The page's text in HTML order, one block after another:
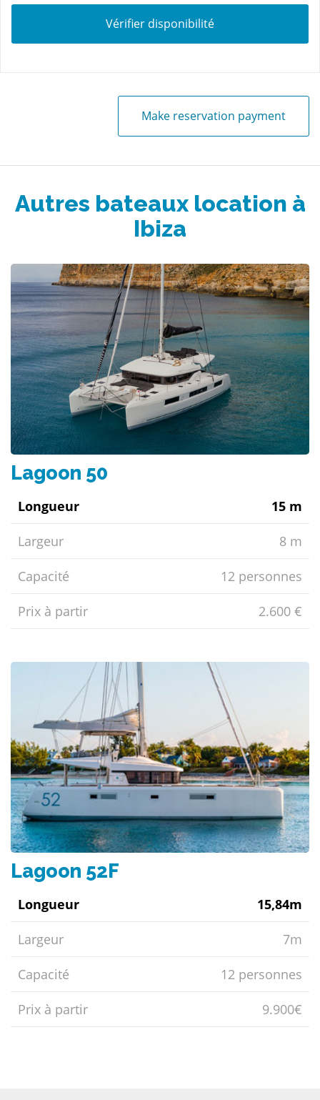
Vérifier disponibilité
Make reservation payment
Autres bateaux location à
Ibiza
Lagoon 50
Longueur 15 m
Largeur 8 m
Capacité 12 personnes
Prix ​​à partir 2.600 €
Lagoon 52F
Longueur 15,84m
Largeur 7m
Capacité 12 personnes
Prix ​​à partir 9.900€